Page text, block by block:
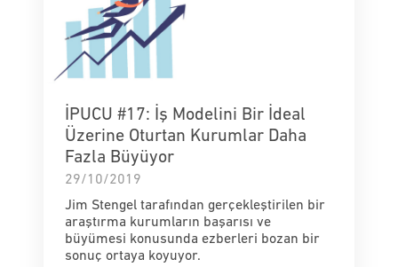
İPUCU #17: İş Modelini Bir İdeal
Üzerine Oturtan Kurumlar Daha
Fazla Büyüyor
29/10/2019
Jim Stengel tarafından gerçekleştirilen bir
araştırma kurumların başarısı ve
büyümesi konusunda ezberleri bozan bir
sonuç ortaya koyuyor.